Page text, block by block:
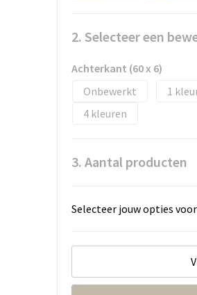
2. Selecteer een
Achterkant (60 x 6)
Onbewerkt
1
4
3. Aantal producten
Selecteer jouw opties